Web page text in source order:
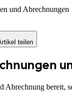
und Abrechnungen
teilen
bereit,